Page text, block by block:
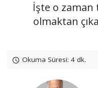
İşte o
olmaktan
Okuma Süresi: 4 dk.